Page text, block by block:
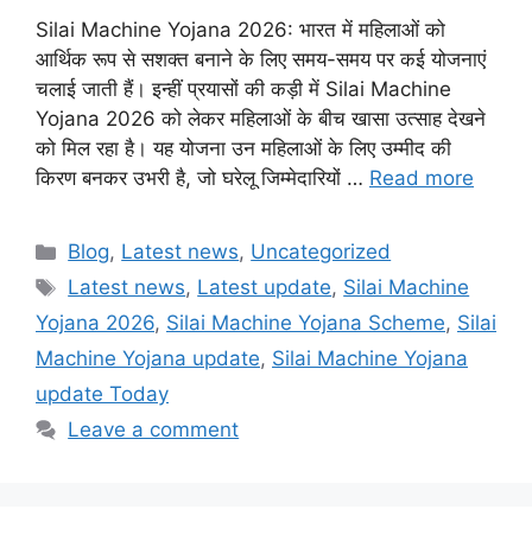
Silai Machine Yojana 2026: भारत में महिलाओं को
आर्थिक रूप से सशक्त बनाने के लिए समय-समय पर कई योजनाएं
चलाई जाती हैं। इन्हीं प्रयासों की कड़ी में Silai Machine
Yojana 2026 को लेकर महिलाओं के बीच खासा उत्साह देखने
को मिल रहा है। यह योजना उन महिलाओं के लिए उम्मीद की
किरण बनकर उभरी है, जो घरेलू जिम्मेदारियों … Read more
Categories
Blog, Latest news, Uncategorized
Tags
Latest news, Latest update, Silai Machine
Yojana 2026, Silai Machine Yojana Scheme, Silai
Machine Yojana update, Silai Machine Yojana
update Today
Leave a comment